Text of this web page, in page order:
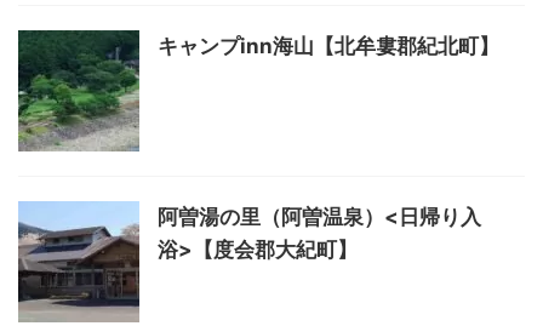
キャンプinn海山【北牟婁郡紀北町】
阿曽湯の里（阿曽温泉）<日帰り入
浴>【度会郡大紀町】